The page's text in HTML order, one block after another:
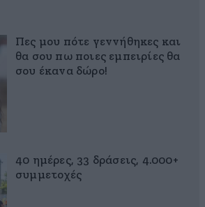
Πες μου πότε γεννήθηκες και
θα σου πω ποιες εμπειρίες θα
σου έκανα δώρο!
40 ημέρες, 33 δράσεις, 4.000+
συμμετοχές